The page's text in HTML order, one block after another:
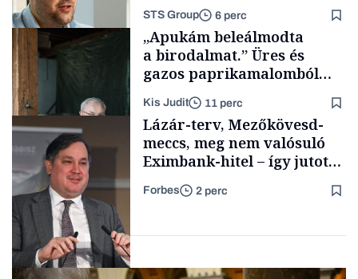
Energia
Támogatói tartalom
STS Group 6 perc
Családi
vállalkozások
„Apukám beleálmodta
a birodalmat.” Üres és
gazos paprikamalomból
lett az igazi családi
fűszersztori
Kis Judit 11 perc
Lázár-terv, Mezőkövesd-
meccs, meg nem valósuló
Eximbank-hitel – így jutott
el a bezárásig a 70 éves
téglagyár
Forbes 2 perc